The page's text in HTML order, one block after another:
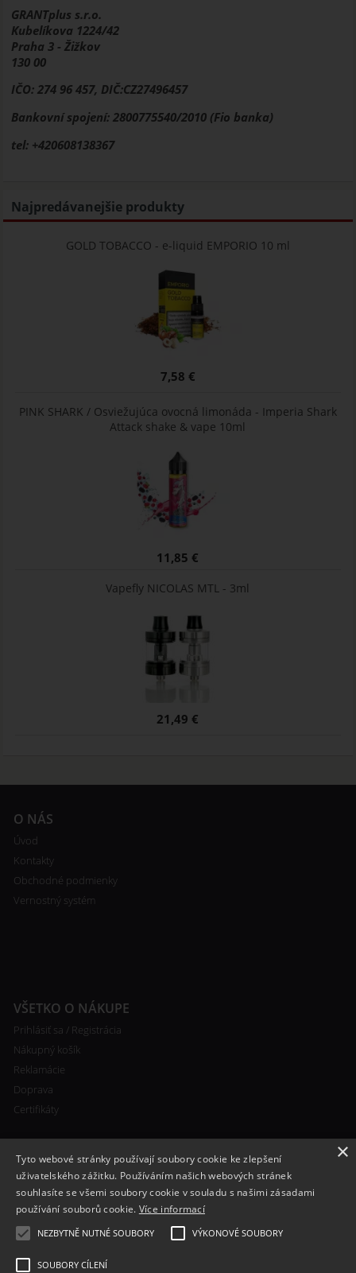
GRANTplus s.r.o.
Kubelíkova 1224/42
Praha 3 - Žižkov
130 00
IČO: 274 96 457, DIČ:CZ27496457
Bankovní spojení: 2800775540/2010 (Fio banka)
tel: +420608138367
Najpredávanejšie produkty
GOLD TOBACCO - e-liquid EMPORIO 10 ml
7,58 €
PINK SHARK / Osviežujúca ovocná limonáda - Imperia Shark
Attack shake & vape 10ml
11,85 €
Vapefly NICOLAS MTL - 3ml
21,49 €
O NÁS
Úvod
Kontakty
Obchodné podmienky
Vernostný systém
VŠETKO O NÁKUPE
Prihlásiť sa / Registrácia
Nákupný košík
Reklamácie
Doprava
Certifikáty
RYCHLÝ KONTAKT
+420 608 138 367
info@bomba-cig.sk
×
Tyto webové stránky používají soubory cookie ke zlepšení
uživatelského zážitku. Používáním našich webových stránek
souhlasíte se všemi soubory cookie v souladu s našimi zásadami
používání souborů cookie. Více informací
NEZBYTNĚ NUTNÉ SOUBORY VÝKONOVÉ SOUBORY
SOUBORY CÍLENÍ